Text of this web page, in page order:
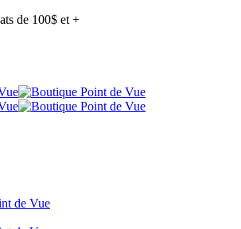
de 100$ et +